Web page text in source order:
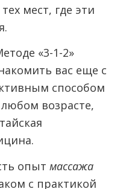
мест, где эти
«3-1-2»
вас еще с
способом
возрасте,
опыт массажа
с практикой